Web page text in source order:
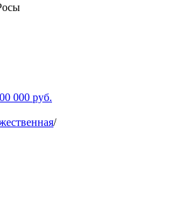
000 руб.
/